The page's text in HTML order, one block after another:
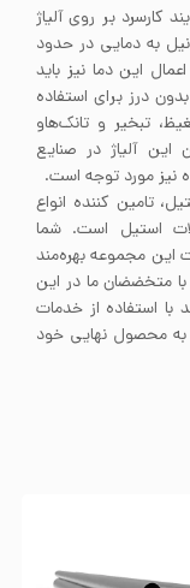
آلیاژ 316، اعمال فرآیند کارسرد بر روی آلیاژ
برای عملیات آنیل به دمایی در حدود
از اعمال این دما نیز باید
قطعات را به سرعت سرد کنید. لوله استیل 316 بدون درز برای استفاده
تبخیر و تانک‌هاو
این آلیاژ در صنایع
نیز مورد توجه است.
تامین کننده انواع
استیل است. شما
این مجموعه بهره‌مند
متخضضان ما در این
با استفاده از خدمات
محصول نهایی خود